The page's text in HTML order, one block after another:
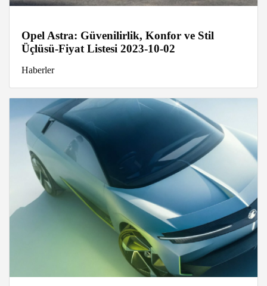
Opel Astra: Güvenilirlik, Konfor ve Stil
Üçlüsü-Fiyat Listesi 2023-10-02
Haberler